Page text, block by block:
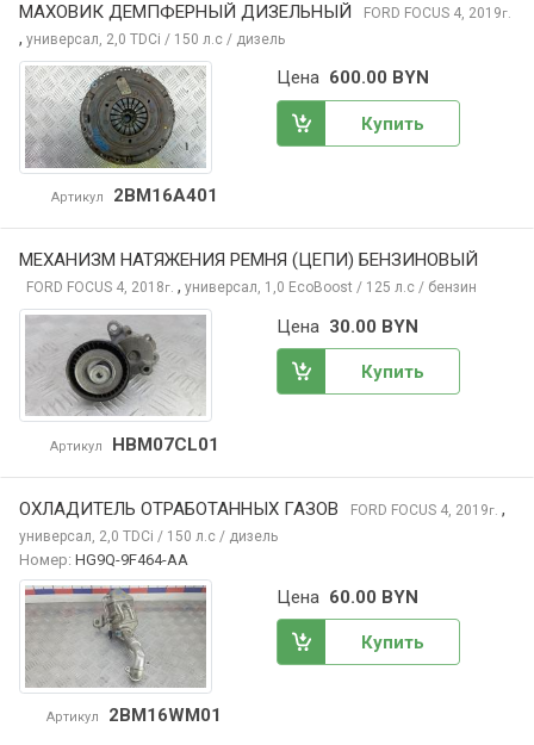
МАХОВИК ДЕМПФЕРНЫЙ ДИЗЕЛЬНЫЙ FORD FOCUS 4, 2019г.
, универсал, 2,0 TDCi / 150 л.с / дизель
Артикул 2BM16A401
Цена 600.00 BYN
Купить
МЕХАНИЗМ НАТЯЖЕНИЯ РЕМНЯ (ЦЕПИ) БЕНЗИНОВЫЙ
FORD FOCUS 4, 2018г. , универсал, 1,0 EcoBoost / 125 л.с / бензин
Артикул HBM07CL01
Цена 30.00 BYN
Купить
ОХЛАДИТЕЛЬ ОТРАБОТАННЫХ ГАЗОВ FORD FOCUS 4, 2019г. ,
универсал, 2,0 TDCi / 150 л.с / дизель
Номер: HG9Q-9F464-AA
Артикул 2BM16WM01
Цена 60.00 BYN
Купить